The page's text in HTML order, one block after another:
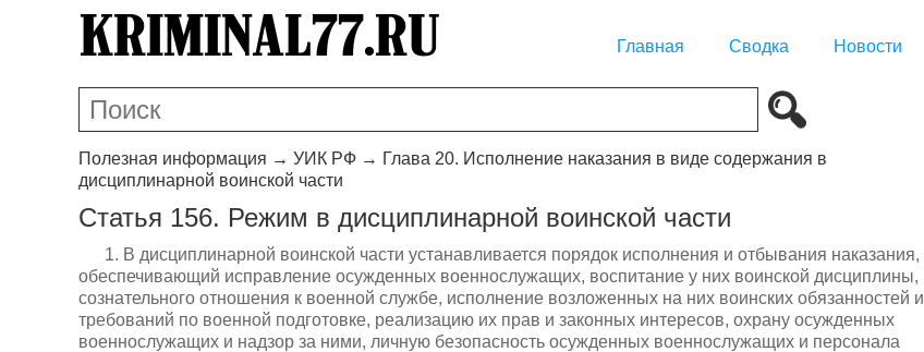
Главная Сводка Новости
Полезная информация → УИК РФ → Глава 20. Исполнение наказания в виде содержания в
дисциплинарной воинской части
Статья 156. Режим в дисциплинарной воинской части
1. В дисциплинарной воинской части устанавливается порядок исполнения и отбывания наказания,
обеспечивающий исправление осужденных военнослужащих, воспитание у них воинской дисциплины,
сознательного отношения к военной службе, исполнение возложенных на них воинских обязанностей и
требований по военной подготовке, реализацию их прав и законных интересов, охрану осужденных
военнослужащих и надзор за ними, личную безопасность осужденных военнослужащих и персонала